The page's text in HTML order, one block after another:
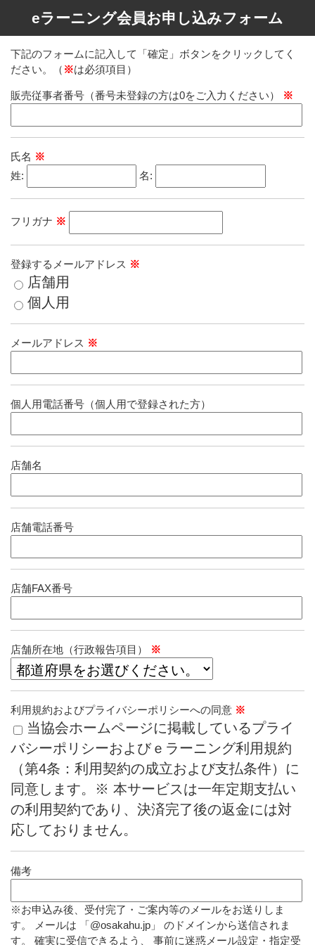
eラーニング会員お申し込みフォーム
下記のフォームに記入して「確定」ボタンをクリックしてく
ださい。（ ※は必須項目）
販売従事者番号（番号未登録の方は0をご入力ください） ※
氏名 ※
姓:
名:
フリガナ ※
登録するメールアドレス ※
店舗用
個人用
メールアドレス ※
個人用電話番号（個人用で登録された方）
店舗名
店舗電話番号
店舗FAX番号
店舗所在地（行政報告項目） ※
利用規約およびプライバシーポリシーへの同意 ※
当協会ホームページに掲載しているプライ
バシーポリシーおよびｅラーニング利用規約
（第4条：利用契約の成立および支払条件）に
同意します。※ 本サービスは一年定期支払い
の利用契約であり、決済完了後の返金には対
応しておりません。
備考
※お申込み後、受付完了・ご案内等のメールをお送りしま
す。 メールは 「@osakahu.jp」 のドメインから送信されま
す。 確実に受信できるよう、 事前に迷惑メール設定・指定受